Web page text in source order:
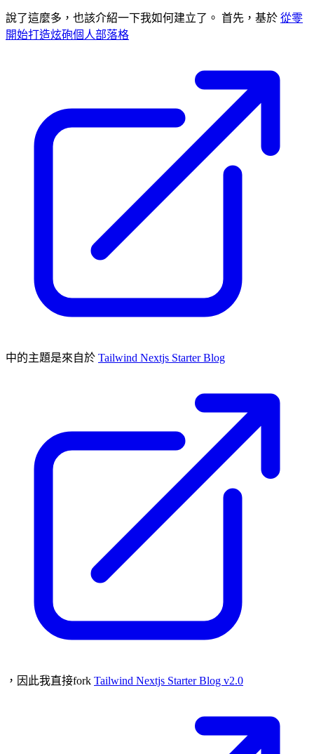
說了這麼多，也該介紹一下我如何建立了。 首先，基於 從零
開始打造炫砲個人部落格
中的主題是來自於 Tailwind Nextjs Starter Blog
，因此我直接fork Tailwind Nextjs Starter Blog v2.0